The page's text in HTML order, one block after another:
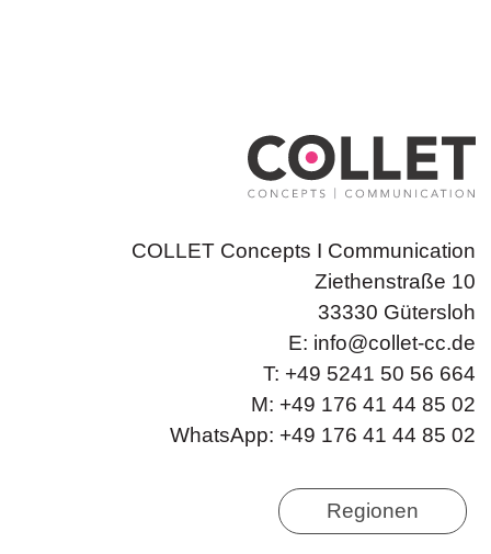
COLLET Concepts I Communication
Ziethenstraße 10
33330 Gütersloh
E: info@collet-cc.de
T: +49 5241 50 56 664
M: +49 176 41 44 85 02
WhatsApp: +49 176 41 44 85 02
Regionen